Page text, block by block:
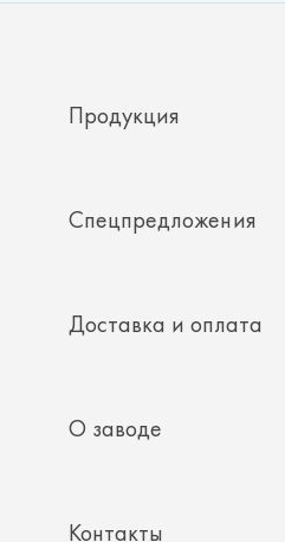
Спецпредложения
Доставка и оплата
О заводе
Контакты